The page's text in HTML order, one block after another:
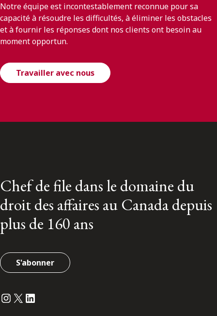
Notre équipe est incontestablement reconnue pour sa
capacité à résoudre les difficultés, à éliminer les obstacles
et à fournir les réponses dont nos clients ont besoin au
moment opportun.
Travailler avec nous
Chef de file dans le domaine du
droit des affaires au Canada depuis
plus de 160 ans
S'abonner
Instagram
Twitter
LinkedIn